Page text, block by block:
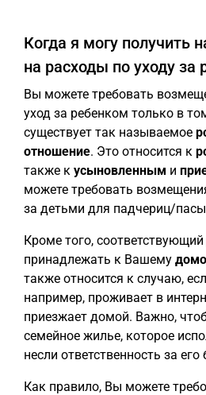
Когда я могу получить
на расходы по уходу за
Вы можете требовать
уход за ребенком только в
существует так называемое
отношение. Это относится к
также к усыновленным и
можете требовать
за детьми для падчериц/
Кроме того,
принадлежать к Вашему
также относится к случаю,
например, проживает в
приезжает домой. Важно,
семейное жилье, которое
несли ответственность за его
Как правило, Вы можете